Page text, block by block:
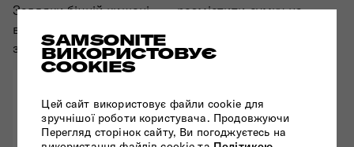
SAMSONITE
ВИКОРИСТОВУЄ
COOKIES
Цей сайт використовує файли cookie для
зручнішої роботи користувача. Продовжуючи
Перегляд сторінок сайту, Ви погоджуєтесь на
Завдяки бічній кишені
ви можете легко
зберігати пляшку.
розмістити сумку на